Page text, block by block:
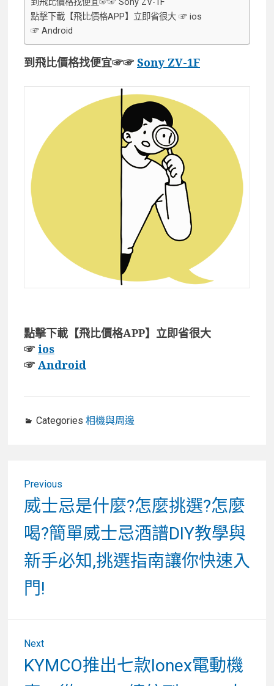
到飛比價格找便宜☞☞ Sony ZV-1F
點擊下載【飛比價格APP】立即省很大 ☞ ios
☞ Android
到飛比價格找便宜☞☞ Sony ZV-1F
點擊下載【飛比價格APP】立即省很大
☞ ios
☞ Android
Categories 相機與周邊
Previous
Previous
post:
威士忌是什麼?怎麼挑選?怎麼
喝?簡單威士忌酒譜DIY教學與
新手必知,挑選指南讓你快速入
門!
Next
Next
post:
KYMCO推出七款Ionex電動機